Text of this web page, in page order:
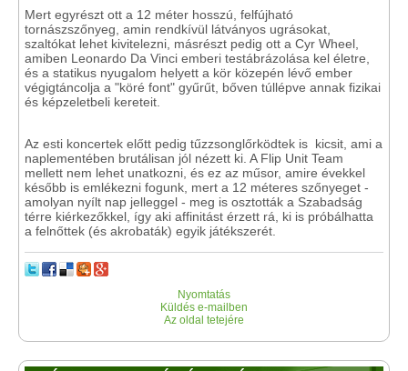
Mert egyrészt ott a 12 méter hosszú, felfújható
tornászszőnyeg, amin rendkívül látványos ugrásokat,
szaltókat lehet kivitelezni, másrészt pedig ott a Cyr Wheel,
amiben Leonardo Da Vinci emberi testábrázolása kel életre,
és a statikus nyugalom helyett a kör közepén lévő ember
végigtáncolja a "köré font" gyűrűt, bőven túllépve annak fizikai
és képzeletbeli kereteit.
Az esti koncertek előtt pedig tűzzsonglőrködtek is kicsit, ami a
naplementében brutálisan jól nézett ki. A Flip Unit Team
mellett nem lehet unatkozni, és ez az műsor, amire évekkel
később is emlékezni fogunk, mert a 12 méteres szőnyeget -
amolyan nyílt nap jelleggel - meg is osztották a Szabadság
térre kiérkezőkkel, így aki affinitást érzett rá, ki is próbálhatta
a felnőttek (és akrobaták) egyik játékszerét.
Nyomtatás
Küldés e-mailben
Az oldal tetejére